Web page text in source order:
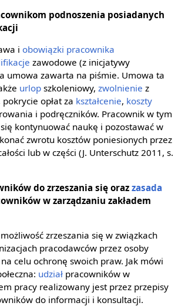
podnoszenia posiadanych
i obowiązki pracownika
zawodowe (z inicjatywy
umowa zawarta na piśmie. Umowa ta
urlopszkoleniowy, zwolnienie z
opłat za kształcenie, koszty
i podręczników. Pracownik w tym
kontynuować naukę i pozostawać w
zwrotu kosztów poniesionych przez
lub w części (J. Unterschutz 2011, s.
do zrzeszania się oraz zasada
w zarządzaniu zakładem
zrzeszania się w związkach
pracodawców przez osoby
celu ochronę swoich praw. Jak mówi
udziałpracowników w
pracy realizowany jest przez przepisy
do informacji i konsultacji.